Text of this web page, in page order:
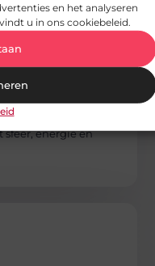
en het analyseren
u in ons cookiebeleid.
HOBBY EN VRIJE TIJD
willen maken,
sfeer, energie en